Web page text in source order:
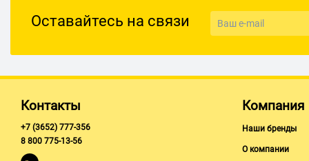
Оставайтесь на связи
Контакты
+7 (3652) 777-356
8 800 775-13-56
Компания
Наши бренды
О компании